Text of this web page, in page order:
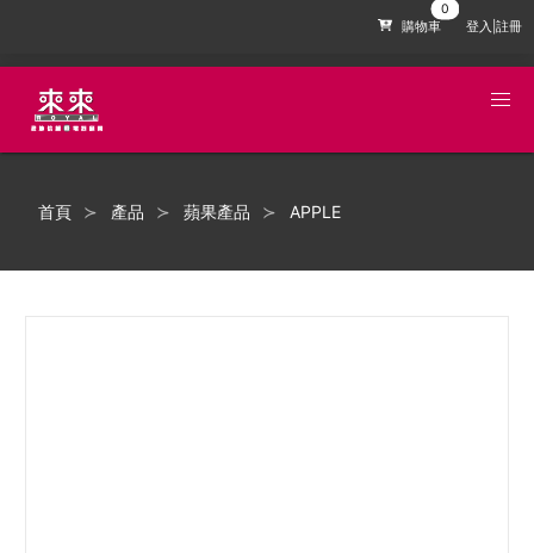
購物車 登入|註冊
首頁 產品 蘋果產品 APPLE